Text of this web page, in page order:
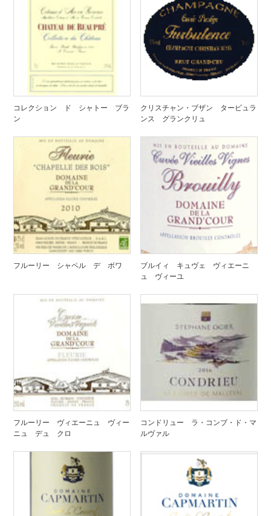
コレクション ド シャトー ブラ
ン
クリスチャン・ブザン タービュラ
ンス グランクリュ
フルーリー シャペル デ ボワ
ブルイィ キュヴェ ヴィエーニ
ュ ヴィーユ
フルーリー ヴィエーニュ ヴィー
ニュ デュ クロ
コンドリュー ラ・コンブ・ド・マ
ルヴァル